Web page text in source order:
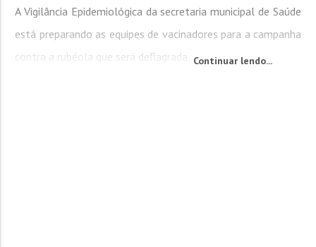
A Vigilância Epidemiológica da secretaria municipal de Saúde
está preparando as equipes de vacinadores para a campanha
contra a rubéola que será deflagrada...Continuar lendo...